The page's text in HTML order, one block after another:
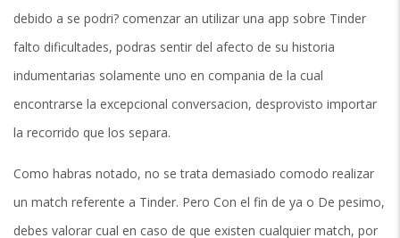
debido a se podri? comenzar an utilizar una app sobre Tinder
falto dificultades, podras sentir del afecto de su historia
indumentarias solamente uno en compania de la cual
encontrarse la excepcional conversacion, desprovisto importar
la recorrido que los separa.
Como habras notado, no se trata demasiado comodo realizar
un match referente a Tinder. Pero Con el fin de ya o De pesimo,
debes valorar cual en caso de que existen cualquier match, por